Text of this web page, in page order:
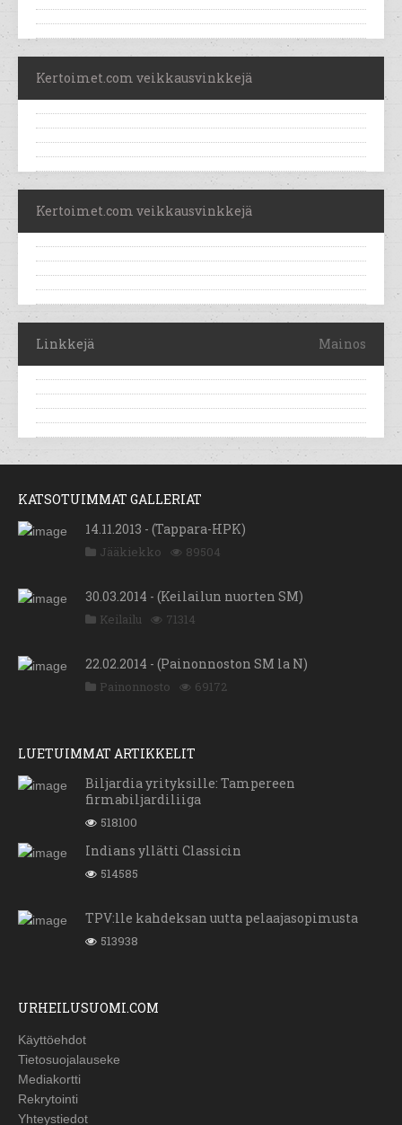
Kertoimet.com veikkausvinkkejä
Kertoimet.com veikkausvinkkejä
Linkkejä Mainos
KATSOTUIMMAT GALLERIAT
14.11.2013 - (Tappara-HPK)
Jääkiekko 89504
30.03.2014 - (Keilailun nuorten SM)
Keilailu 71314
22.02.2014 - (Painonnoston SM la N)
Painonnosto 69172
LUETUIMMAT ARTIKKELIT
Biljardia yrityksille: Tampereen
firmabiljardiliiga
518100
Indians yllätti Classicin
514585
TPV:lle kahdeksan uutta pelaajasopimusta
513938
URHEILUSUOMI.COM
Käyttöehdot
Tietosuojalauseke
Mediakortti
Rekrytointi
Yhteystiedot